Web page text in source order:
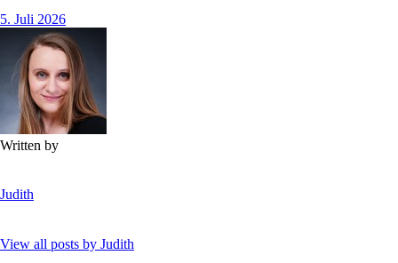
5. Juli 2026
Written by
Judith
View all posts by Judith